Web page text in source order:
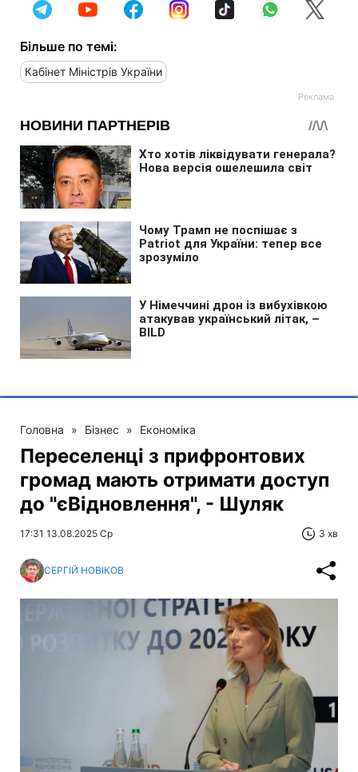
Більше по темі:
Кабінет Міністрів України
Головна » Бізнес » Економіка
Переселенці з прифронтових
громад мають отримати доступ
до "єВідновлення", - Шуляк
17:31 13.08.2025 Ср 3 хв
СЕРГІЙ НОВІКОВ